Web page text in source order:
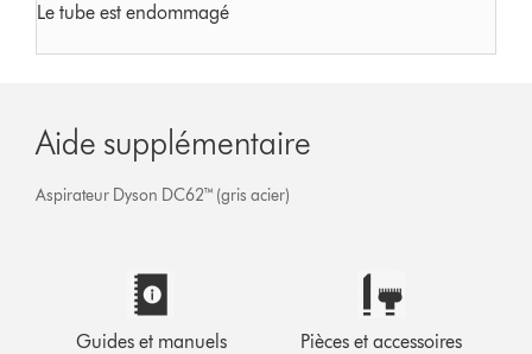
Le tube est endommagé
Aide supplémentaire
Aspirateur Dyson DC62™ (gris acier)
Guides et manuels Pièces et accessoires